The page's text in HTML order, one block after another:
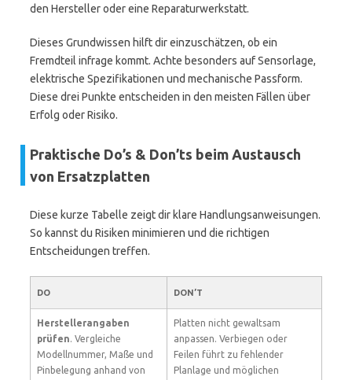
den Hersteller oder eine Reparaturwerkstatt.
Dieses Grundwissen hilft dir einzuschätzen, ob ein
Fremdteil infrage kommt. Achte besonders auf Sensorlage,
elektrische Spezifikationen und mechanische Passform.
Diese drei Punkte entscheiden in den meisten Fällen über
Erfolg oder Risiko.
Praktische Do’s & Don’ts beim Austausch
von Ersatzplatten
Diese kurze Tabelle zeigt dir klare Handlungsanweisungen.
So kannst du Risiken minimieren und die richtigen
Entscheidungen treffen.
DO DON’T
Herstellerangaben
prüfen. Vergleiche
Modellnummer, Maße und
Pinbelegung anhand von
Platten nicht gewaltsam
anpassen. Verbiegen oder
Feilen führt zu fehlender
Planlage und möglichen